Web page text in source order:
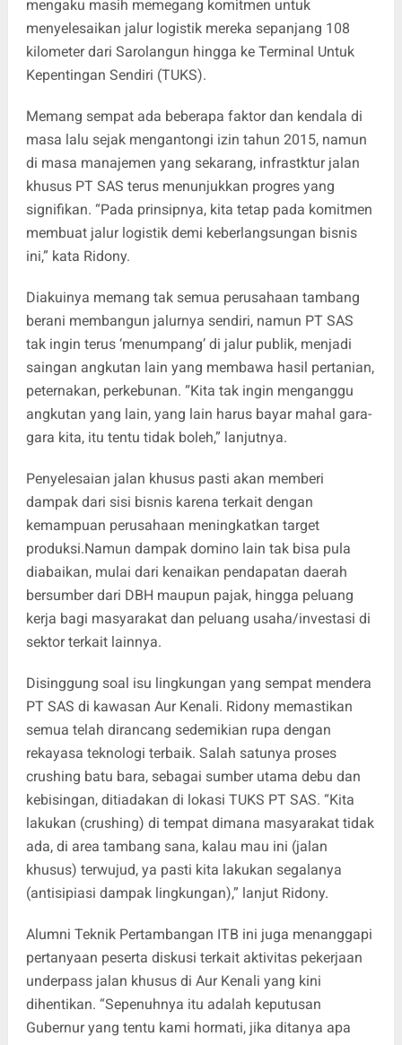
mengaku masih memegang komitmen untuk
menyelesaikan jalur logistik mereka sepanjang 108
kilometer dari Sarolangun hingga ke Terminal Untuk
Kepentingan Sendiri (TUKS).
Memang sempat ada beberapa faktor dan kendala di
masa lalu sejak mengantongi izin tahun 2015, namun
di masa manajemen yang sekarang, infrastktur jalan
khusus PT SAS terus menunjukkan progres yang
signifikan. “Pada prinsipnya, kita tetap pada komitmen
membuat jalur logistik demi keberlangsungan bisnis
ini,” kata Ridony.
Diakuinya memang tak semua perusahaan tambang
berani membangun jalurnya sendiri, namun PT SAS
tak ingin terus ‘menumpang’ di jalur publik, menjadi
saingan angkutan lain yang membawa hasil pertanian,
peternakan, perkebunan. “Kita tak ingin menganggu
angkutan yang lain, yang lain harus bayar mahal gara-
gara kita, itu tentu tidak boleh,” lanjutnya.
Penyelesaian jalan khusus pasti akan memberi
dampak dari sisi bisnis karena terkait dengan
kemampuan perusahaan meningkatkan target
produksi.Namun dampak domino lain tak bisa pula
diabaikan, mulai dari kenaikan pendapatan daerah
bersumber dari DBH maupun pajak, hingga peluang
kerja bagi masyarakat dan peluang usaha/investasi di
sektor terkait lainnya.
Disinggung soal isu lingkungan yang sempat mendera
PT SAS di kawasan Aur Kenali. Ridony memastikan
semua telah dirancang sedemikian rupa dengan
rekayasa teknologi terbaik. Salah satunya proses
crushing batu bara, sebagai sumber utama debu dan
kebisingan, ditiadakan di lokasi TUKS PT SAS. “Kita
lakukan (crushing) di tempat dimana masyarakat tidak
ada, di area tambang sana, kalau mau ini (jalan
khusus) terwujud, ya pasti kita lakukan segalanya
(antisipiasi dampak lingkungan),” lanjut Ridony.
Alumni Teknik Pertambangan ITB ini juga menanggapi
pertanyaan peserta diskusi terkait aktivitas pekerjaan
underpass jalan khusus di Aur Kenali yang kini
dihentikan. “Sepenuhnya itu adalah keputusan
Gubernur yang tentu kami hormati, jika ditanya apa